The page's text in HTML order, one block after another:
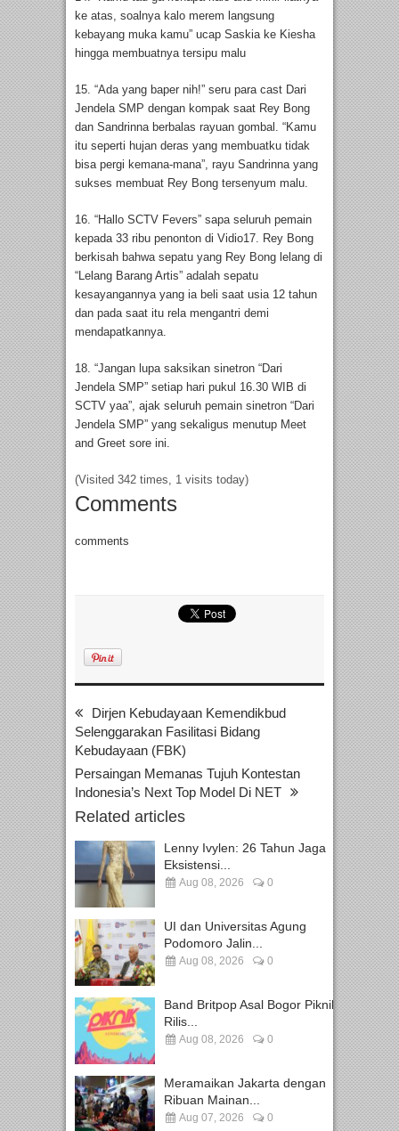
ke atas, soalnya kalo merem langsung
kebayang muka kamu” ucap Saskia ke Kiesha
hingga membuatnya tersipu malu
15. “Ada yang baper nih!” seru para cast Dari
Jendela SMP dengan kompak saat Rey Bong
dan Sandrinna berbalas rayuan gombal. “Kamu
itu seperti hujan deras yang membuatku tidak
bisa pergi kemana-mana”, rayu Sandrinna yang
sukses membuat Rey Bong tersenyum malu.
16. “Hallo SCTV Fevers” sapa seluruh pemain
kepada 33 ribu penonton di Vidio17. Rey Bong
berkisah bahwa sepatu yang Rey Bong lelang di
“Lelang Barang Artis” adalah sepatu
kesayangannya yang ia beli saat usia 12 tahun
dan pada saat itu rela mengantri demi
mendapatkannya.
18. “Jangan lupa saksikan sinetron “Dari
Jendela SMP” setiap hari pukul 16.30 WIB di
SCTV yaa”, ajak seluruh pemain sinetron “Dari
Jendela SMP” yang sekaligus menutup Meet
and Greet sore ini.
(Visited 342 times, 1 visits today)
Comments
comments
Dirjen Kebudayaan Kemendikbud
Selenggarakan Fasilitasi Bidang
Kebudayaan (FBK)
Persaingan Memanas Tujuh Kontestan
Indonesia’s Next Top Model Di NET
Related articles
Lenny Ivylen: 26 Tahun Jaga
Eksistensi...
Aug 08, 2026 0
UI dan Universitas Agung
Podomoro Jalin...
Aug 08, 2026 0
Band Britpop Asal Bogor Piknik
Rilis...
Aug 08, 2026 0
Meramaikan Jakarta dengan
Ribuan Mainan...
Aug 07, 2026 0